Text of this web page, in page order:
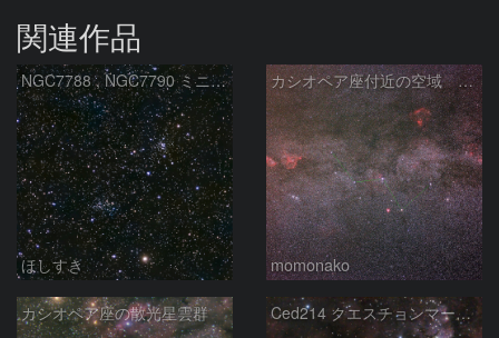
関連作品
NGC7788 , NGC7790 ミニ二重星団
ほしすき
カシオペア座付近の空域 260720
momonako
カシオペア座の散光星雲群 Ced214 クエスチョンマーク星雲の“心臓部”